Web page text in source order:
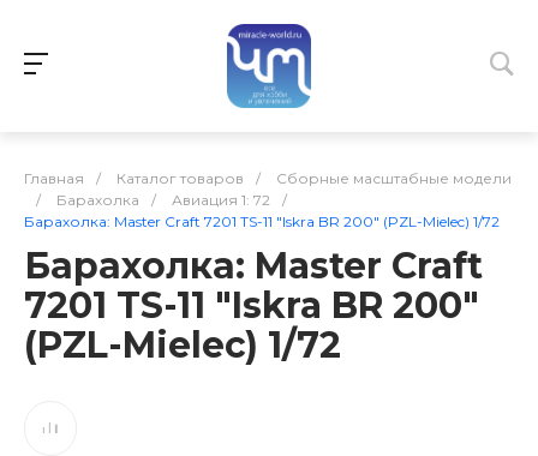
Главная / Каталог товаров /
Сборные масштабные модели
/
Барахолка / Авиация 1: 72
/
Барахолка: Master Craft 7201 TS-11 "Iskra BR 200" (PZL-Mielec) 1/72
Барахолка: Master Craft
7201 TS-11 "Iskra BR 200"
(PZL-Mielec) 1/72